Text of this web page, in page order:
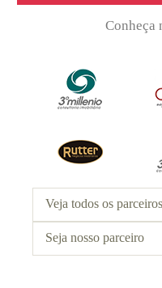
Conheça
Veja todos os parceiros
Seja nosso parceiro